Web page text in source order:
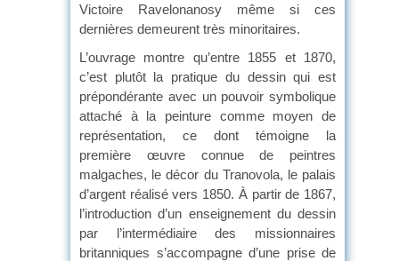
Victoire Ravelonanosy même si ces
dernières demeurent très minoritaires.
L’ouvrage montre qu’entre 1855 et 1870,
c’est plutôt la pratique du dessin qui est
prépondérante avec un pouvoir symbolique
attaché à la peinture comme moyen de
représentation, ce dont témoigne la
première œuvre connue de peintres
malgaches, le décor du Tranovola, le palais
d’argent réalisé vers 1850. À partir de 1867,
l’introduction d’un enseignement du dessin
par l’intermédiaire des missionnaires
britanniques s’accompagne d’une prise de